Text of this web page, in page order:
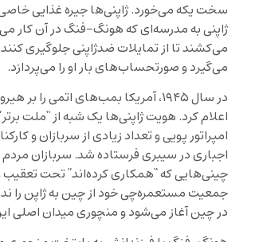
سخت یکه می‌خورد. ژاپنی‌ها جیره غذایی خاصی
ژاپنی به مدرسه‌ای که هونگ-فنگ در آن کار
می‌کشند تا از تمایلات ضدژاپنی جلوگیری
می‌گیرد و صورتحساب‌های بار او را می‌پردازد.
در سال ۱۹۴۵، آمریکا بمب‌های اتمی
اعلام کرد. هویت ژاپنی‌ها یک شبه از “ملت
امپراتور پویی و تعداد زیادی از سربازان و
اجباری در سیبری فرستاده شد. سربازان مردم
چینی‌هایی که “همکاری کرده‌اند” تحت تعقیب و
جمعیت مستعمره‌چی خود از چین به ژاپن را
در چین آغاز می‌شود و منچوری میدان اصلی